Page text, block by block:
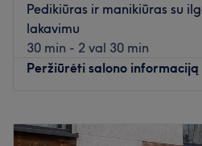
profesionalų aptarnavimą.
Kas mums patinka:
Atmosfera: rami ir profesionali.
tik profesionalūs prekių ženklai ir
Pedikiūras ir manikiūras su
lakavimu
30 min - 2 val 30 min
Peržiūrėti salono informaciją
Antradienis